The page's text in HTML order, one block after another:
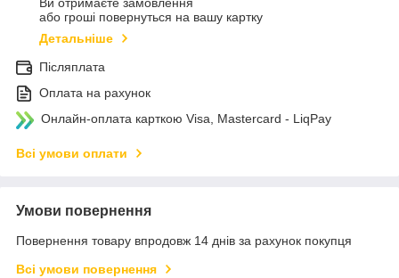
Ви отримаєте замовлення
або гроші повернуться на вашу картку
Детальніше
Післяплата
Оплата на рахунок
Онлайн-оплата карткою Visa, Mastercard - LiqPay
Всі умови оплати
Умови повернення
Повернення товару впродовж 14 днів за рахунок покупця
Всі умови повернення